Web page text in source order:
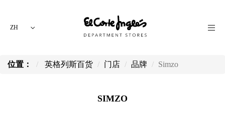
ZH
位置： 英格列斯百货 门店 品牌 Simzo
SIMZO